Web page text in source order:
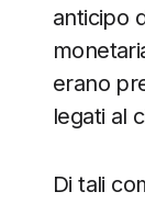
anticipo
erano
legati al
Di tali